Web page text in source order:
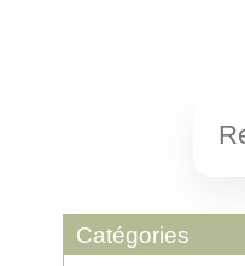
Catégories